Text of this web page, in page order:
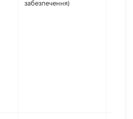
забезпечення)